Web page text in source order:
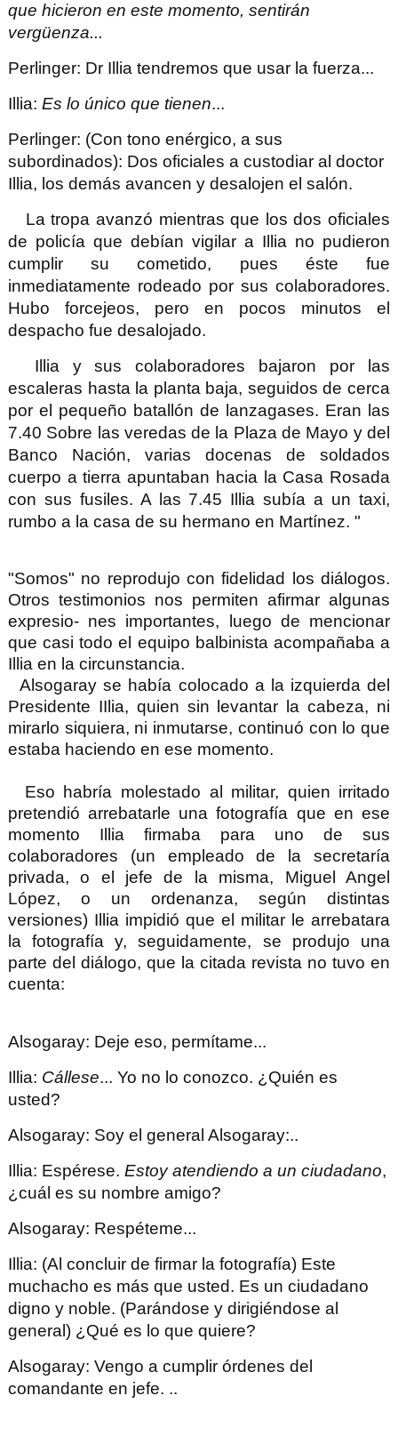
que hicieron en este momento, sentirán
vergüenza...
Perlinger: Dr Illia tendremos que usar la fuerza...
Illia: Es lo único que tienen...
Perlinger: (Con tono enérgico, a sus
subordinados): Dos oficiales a custodiar al doctor
Illia, los demás avancen y desalojen el salón.
La tropa avanzó mientras que los dos oficiales
de policía que debían vigilar a Illia no pudieron
cumplir su cometido, pues éste fue
inmediatamente rodeado por sus colaboradores.
Hubo forcejeos, pero en pocos minutos el
despacho fue desalojado.
Illia y sus colaboradores bajaron por las
escaleras hasta la planta baja, seguidos de cerca
por el pequeño batallón de lanzagases. Eran las
7.40 Sobre las veredas de la Plaza de Mayo y del
Banco Nación, varias docenas de soldados
cuerpo a tierra apuntaban hacia la Casa Rosada
con sus fusiles. A las 7.45 Illia subía a un taxi,
rumbo a la casa de su hermano en Martínez. "
"Somos" no reprodujo con fidelidad los diálogos.
Otros testimonios nos permiten afirmar algunas
expresio- nes importantes, luego de mencionar
que casi todo el equipo balbinista acompañaba a
Illia en la circunstancia.
Alsogaray se había colocado a la izquierda del
Presidente IIlia, quien sin levantar la cabeza, ni
mirarlo siquiera, ni inmutarse, continuó con lo que
estaba haciendo en ese momento.
Eso habría molestado al militar, quien irritado
pretendió arrebatarle una fotografía que en ese
momento Illia firmaba para uno de sus
colaboradores (un empleado de la secretaría
privada, o el jefe de la misma, Miguel Angel
López, o un ordenanza, según distintas
versiones) Illia impidió que el militar le arrebatara
la fotografía y, seguidamente, se produjo una
parte del diálogo, que la citada revista no tuvo en
cuenta:
Alsogaray: Deje eso, permítame...
Illia: Cállese... Yo no lo conozco. ¿Quién es
usted?
Alsogaray: Soy el general Alsogaray:..
Illia: Espérese. Estoy atendiendo a un ciudadano,
¿cuál es su nombre amigo?
Alsogaray: Respéteme...
Illia: (Al concluir de firmar la fotografía) Este
muchacho es más que usted. Es un ciudadano
digno y noble. (Parándose y dirigiéndose al
general) ¿Qué es lo que quiere?
Alsogaray: Vengo a cumplir órdenes del
comandante en jefe. ..